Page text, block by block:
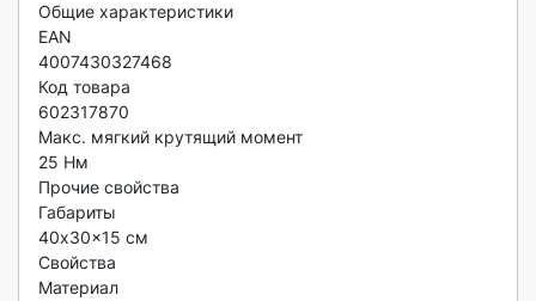
Общие характеристики
EAN
4007430327468
Код товара
602317870
Макс. мягкий крутящий момент
25 Нм
Прочие свойства
Габариты
40x30x15 см
Свойства
Материал